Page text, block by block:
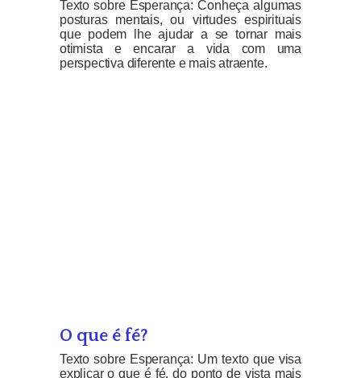
Texto sobre Esperança: Conheça algumas
posturas mentais, ou virtudes espirituais
que podem lhe ajudar a se tornar mais
otimista e encarar a vida com uma
perspectiva diferente e mais atraente.
O que é fé?
Texto sobre Esperança: Um texto que visa
explicar o que é fé, do ponto de vista mais